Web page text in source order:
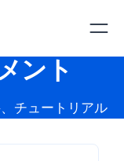
ント
チュートリアル